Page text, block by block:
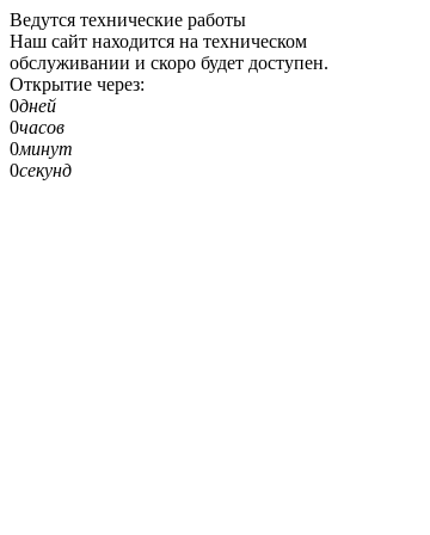
Ведутся технические работы
Наш сайт находится на техническом
обслуживании и скоро будет доступен.
Открытие через:
0дней
0часов
0минут
0секунд